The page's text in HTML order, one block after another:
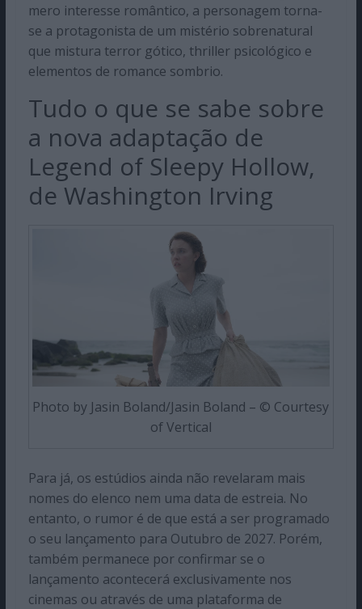
mero interesse romântico, a personagem torna-
se a protagonista de um mistério sobrenatural
que mistura terror gótico, thriller psicológico e
elementos de romance sombrio.
Tudo o que se sabe sobre
a nova adaptação de
Legend of Sleepy Hollow,
de Washington Irving
Photo by Jasin Boland/Jasin Boland – © Courtesy
of Vertical
Para já, os estúdios ainda não revelaram mais
nomes do elenco nem uma data de estreia. No
entanto, o rumor é de que está a ser programado
o seu lançamento para Outubro de 2027. Porém,
também permanece por confirmar se o
lançamento acontecerá exclusivamente nos
cinemas ou através de uma plataforma de